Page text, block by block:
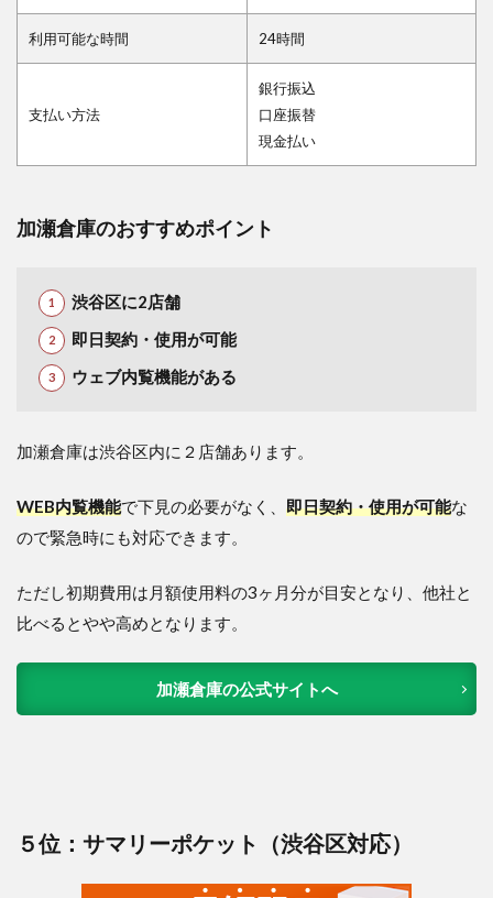
利用可能な時間 24時間
支払い方法
銀行振込
口座振替
現金払い
加瀬倉庫のおすすめポイント
渋谷区に2店舗
即日契約・使用が可能
ウェブ内覧機能がある
加瀬倉庫は渋谷区内に２店舗あります。
WEB内覧機能で下見の必要がなく、 即日契約・使用が可能な
ので緊急時にも対応できます。
ただし初期費用は月額使用料の3ヶ月分が目安となり、他社と
比べるとやや高めとなります。
加瀬倉庫の公式サイトへ
５位：サマリーポケット（渋谷区対応）